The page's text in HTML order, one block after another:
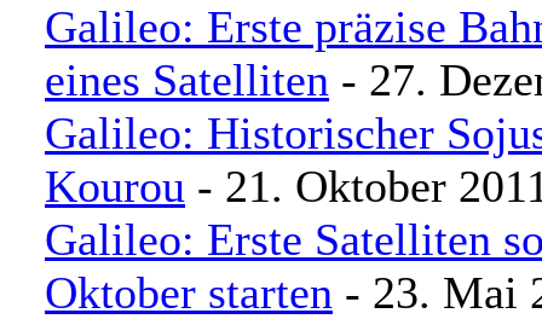
Galileo: Erste präzise
eines Satelliten - 27.
Galileo: Historischer
Kourou - 21. Oktober
Galileo: Erste Satelliten
Oktober starten - 23. Mai